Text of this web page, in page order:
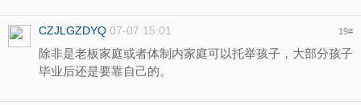
CZJLGZDYQ 07-07 15:01 19#
除非是老板家庭或者体制内家庭可以托举孩子，大部分孩子
毕业后还是要靠自己的。